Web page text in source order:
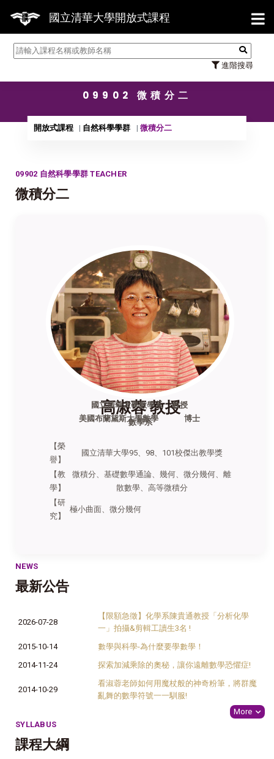
國立清華大學開放式課程
進階搜尋
【
09902 微積分二
開放式課程 自然科學學群 微積分二
09902 自然科學學群 TEACHER
微積分二
高淑蓉 教授
數學系
國立清華大學數學系 教授
美國布蘭黛斯大學數學 博士
【榮
譽】
國立清華大學95、98、101校傑出教學獎
【教
學】
微積分、基礎數學通論、幾何、微分幾何、離
散數學、高等微積分
【研
究】
極小曲面、微分幾何
NEWS
最新公告
2026-07-28
【限額急徵】化學系陳貴通教授「分析化學
一」拍攝&剪輯工讀生3名 !
2015-10-14
數學與科學-為什麼要學數學！
2014-11-24
探索加減乘除的奧秘，讓你遠離數學恐懼症!
2014-10-29
看淑蓉老師如何用魔杖般的神奇粉筆，將群魔
亂舞的數學符號一一馴服!
More
SYLLABUS
課程大綱